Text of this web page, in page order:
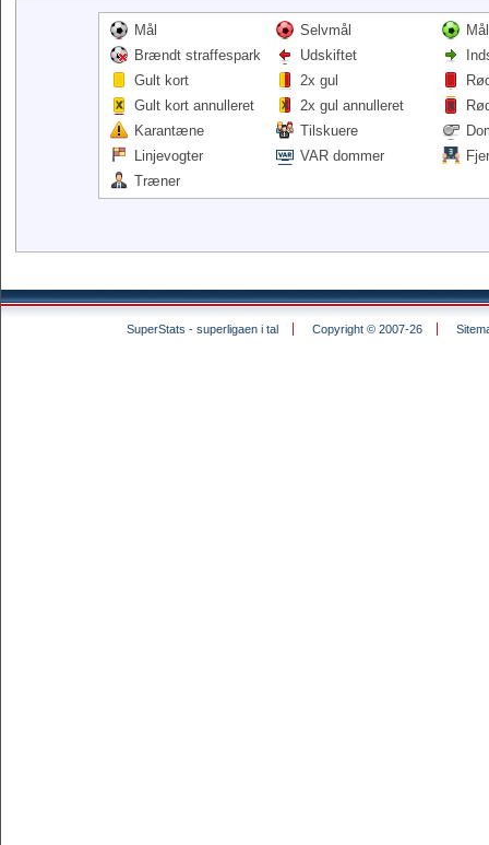
Mål Selvmål
Brændt straffespark
Udskiftet
Gult kort
2x gul
Gult kort annulleret
2x gul annulleret
Karantæne
Tilskuere
Linjevogter
VAR dommer
Træner
SuperStats - superligaen i tal Copyright © 2007-26